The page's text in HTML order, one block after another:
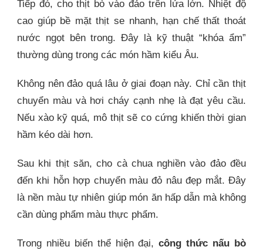
Tiếp đó, cho thịt bò vào đảo trên lửa lớn. Nhiệt độ
cao giúp bề mặt thịt se nhanh, hạn chế thất thoát
nước ngọt bên trong. Đây là kỹ thuật “khóa ẩm”
thường dùng trong các món hầm kiểu Âu.
Không nên đảo quá lâu ở giai đoạn này. Chỉ cần thịt
chuyển màu và hơi cháy cạnh nhẹ là đạt yêu cầu.
Nếu xào kỹ quá, mô thịt sẽ co cứng khiến thời gian
hầm kéo dài hơn.
Sau khi thịt săn, cho cà chua nghiền vào đảo đều
đến khi hỗn hợp chuyển màu đỏ nâu đẹp mắt. Đây
là nền màu tự nhiên giúp món ăn hấp dẫn mà không
cần dùng phẩm màu thực phẩm.
Trong nhiều biến thể hiện đại,công thức nấu bò